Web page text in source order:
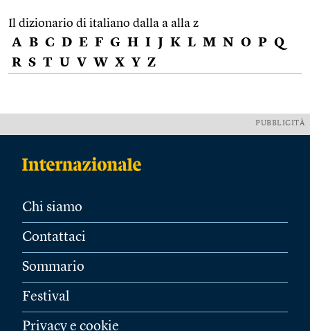
Il dizionario di italiano dalla a alla z
A B C D E F G H I J K L M N O P Q
R S T U V W X Y Z
PUBBLICITÀ
Chi siamo
Contattaci
Sommario
Festival
Privacy e cookie